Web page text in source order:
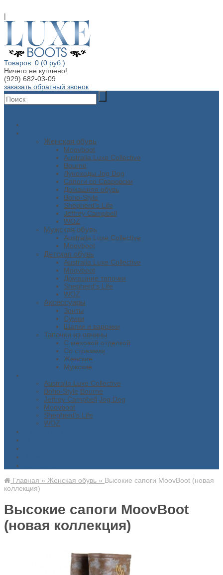
|
Товаров: 0 (0 руб.)
Ничего не куплено!
(929) 682-03-09
заказать обратный звонок
Женская обувь
Moovboot
Australia Luxe Collective
Bourne
Луноходы Jog Dog
Сапоги со Сваровски
Домашняя обувь
Boho-Style
Shepherd's Life
Jeffrey Campbell
WOZ
Мужская обувь
Australia Luxe Collective
Moovboot
Детская обувь
Australia Luxe Collective
Moovboot
Домашние тапочки
Shepherd's Life
WOZ
Аксессуары
Зонты
Сумки
Шапки и варежки
Тапочки из овчины
С меховой отделкой
Со стразами
Женские
Мужские
Australia Luxe Collective
Boho-Style Bourne
Jeffrey Campbell Jog Dog
Moovboot
Shepherd’s Life
WOZ
Главная » Женская обувь » Высокие сапоги MoovBoot (новая
коллекция)
Высокие сапоги MoovBoot
(новая коллекция)